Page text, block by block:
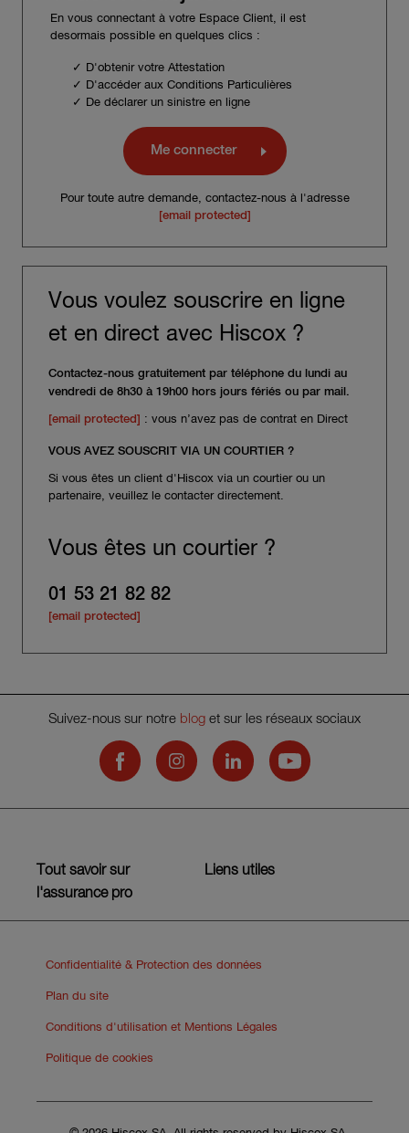
Tout savoir sur
l'assurance pro
Liens utiles
En vous connectant à votre Espace Client, il est
desormais possible en quelques clics :
✓ D'obtenir votre Attestation
✓ D'accéder aux Conditions Particulières
✓ De déclarer un sinistre en ligne
Me connecter
Pour toute autre demande, contactez-nous à l'adresse
[email protected]
Vous voulez souscrire en ligne
et en direct avec Hiscox ?
Contactez-nous gratuitement par téléphone du lundi au
vendredi de 8h30 à 19h00 hors jours fériés ou par mail.
[email protected] : vous n’avez pas de contrat en Direct
VOUS AVEZ SOUSCRIT VIA UN COURTIER ?
Si vous êtes un client d'Hiscox via un courtier ou un
partenaire, veuillez le contacter directement.
Vous êtes un courtier ?
01 53 21 82 82
[email protected]
Suivez-nous sur notre blog et sur les réseaux sociaux
Hiscox on Facebook
Hiscox on Instagram
Hiscox on LinkedInHiscox on YouTube
Confidentialité & Protection des données
Plan du site
Conditions d'utilisation et Mentions Légales
Politique de cookies